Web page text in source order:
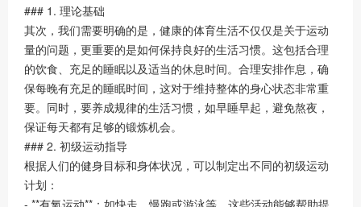
### 1. 理论基础
其次，我们需要明确的是，健康的体育生活不仅仅是关于运动
量的问题，更重要的是如何保持良好的生活习惯。这包括合理
的饮食、充足的睡眠以及适当的休息时间。合理安排作息，确
保每晚有充足的睡眠时间，这对于维持整体的身心状态非常重
要。同时，要养成规律的生活习惯，如早睡早起，避免熬夜，
保证每天都有足够的锻炼机会。
### 2. 初级运动指导
根据人们的健身目标和身体状况，可以制定出不同的初级运动
计划：
- **有氧运动**：如快走、慢跑或游泳等，这些活动能够帮助提